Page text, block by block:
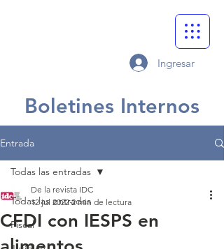
Ingresar
Boletines Internos
Entrada
Todas las entradas
Fiscal
Todas las entradas
CFDI con IESPS en
De la revista IDC
12 jul 2022 2 min de lectura